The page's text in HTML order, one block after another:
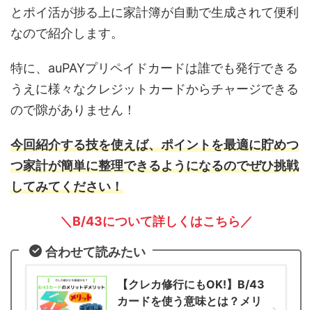
とポイ活が捗る上に家計簿が自動で生成されて便利
なので紹介します。
特に、auPAYプリペイドカードは誰でも発行できる
うえに様々なクレジットカードからチャージできる
ので隙がありません！
今回紹介する技を使えば、ポイントを最適に貯めつ
つ家計が簡単に整理できるようになるのでぜひ挑戦
してみてください！
＼B/43について詳しくはこちら／
合わせて読みたい
【クレカ修行にもOK!】B/43
カードを使う意味とは？メリ